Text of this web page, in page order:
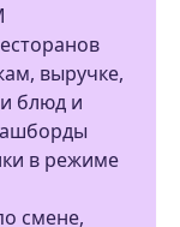
выручке,
блюд и
в режиме
смене,